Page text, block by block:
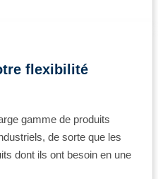
flexibilité
gamme de produits
de sorte que les
dont ils ont besoin en une